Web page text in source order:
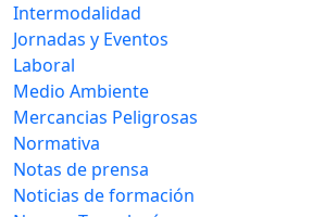
Intermodalidad
Jornadas y Eventos
Laboral
Medio Ambiente
Mercancias Peligrosas
Normativa
Notas de prensa
Noticias de formación